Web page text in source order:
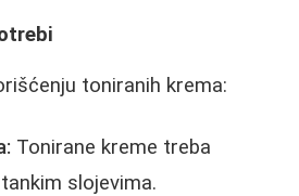
toniranih krema:
Tonirane kreme treba
slojevima.